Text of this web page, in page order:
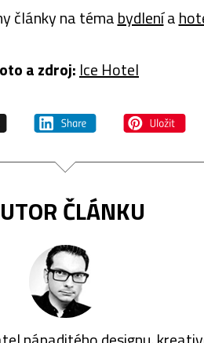
články na témabydlenía
a zdroj: Ice Hotel
ČLÁNKU